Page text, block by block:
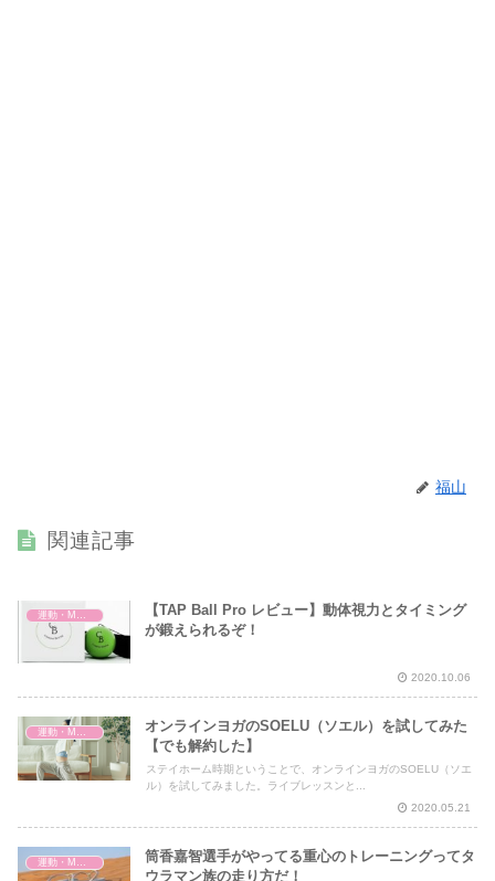
福山
関連記事
【TAP Ball Pro レビュー】動体視力とタイミング
が鍛えられるぞ！
2020.10.06
オンラインヨガのSOELU（ソエル）を試してみた
【でも解約した】
ステイホーム時期ということで、オンラインヨガのSOELU（ソエ
ル）を試してみました。ライブレッスンと...
2020.05.21
筒香嘉智選手がやってる重心のトレーニングってタ
ウラマン族の走り方だ！